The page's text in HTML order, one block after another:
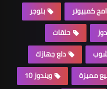
كمبيوتر
بلوجر
حلقات
دلع جهازك
مميزة
ويندوز 10